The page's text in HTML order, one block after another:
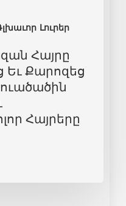
Լուրեր
Հայրը
Քարոզեց
Հայրերը